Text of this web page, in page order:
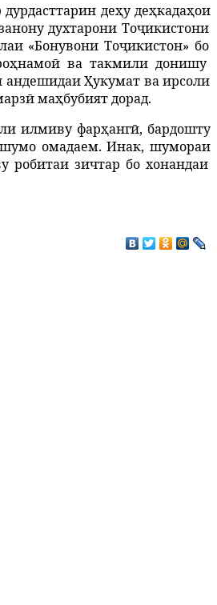
дурдасттарин деҳу деҳкадаҳои
духтарони Тоҷикистони
«Бонувони Тоҷикистон» бо
ҳнамоӣ ва такмили донишу
андешидаи Ҳукумат ва ирсоли
ӣмаҳбубиятдорад.
илмиву фарҳангӣ, бардошту
шумо омадаем.Инак,шумораи
робитаи зичтар бо хонандаи